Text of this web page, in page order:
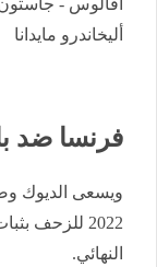
أفالوس - جاستون
أليخاندرو مايدانا
فرنسا ضد
ويسعى الديوك
2022 للزحف
النهائي.